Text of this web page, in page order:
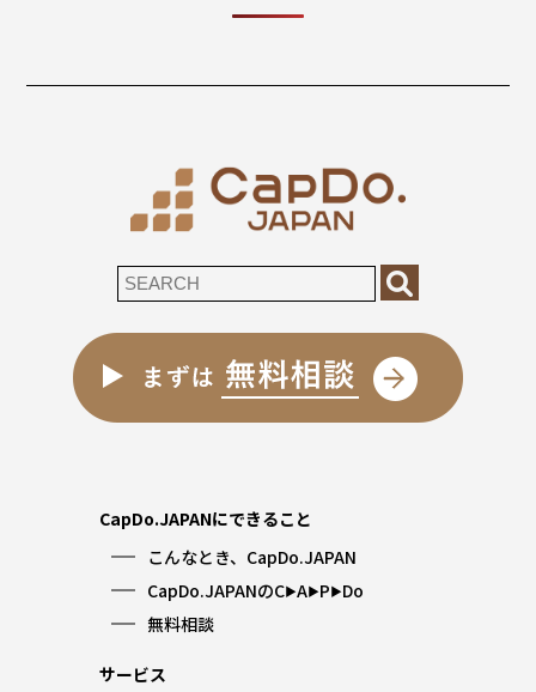
CapDo.JAPANにできること
こんなとき、CapDo.JAPAN
CapDo.JAPANのC▶︎A▶︎P▶︎Do
無料相談
サービス